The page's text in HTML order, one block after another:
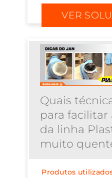
depois fazer a
pontos de co...
VER
Quais
para facilitar
da linha
muito
Produtos